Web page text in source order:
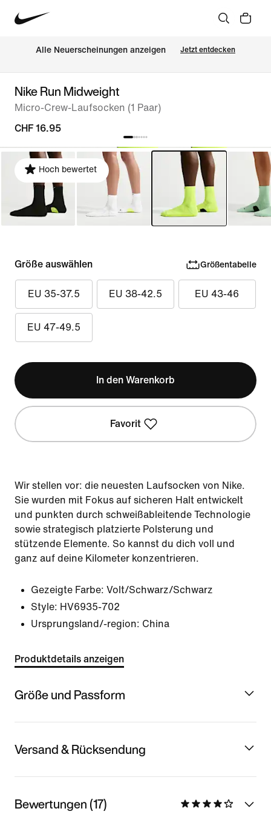
Alle Neuerscheinungen anzeigen Jetzt entdecken
Nike Run Midweight
Micro-Crew-Laufsocken (1 Paar)
CHF 16.95
Hoch bewertet
Größe auswählen Größentabelle
EU 35-37.5 EU 38-42.5 EU 43-46
EU 47-49.5
In den Warenkorb
Favorit
Wir stellen vor: die neuesten Laufsocken von Nike.
Sie wurden mit Fokus auf sicheren Halt entwickelt
und punkten durch schweißableitende Technologie
sowie strategisch platzierte Polsterung und
stützende Elemente. So kannst du dich voll und
ganz auf deine Kilometer konzentrieren.
Gezeigte Farbe: Volt/Schwarz/Schwarz
Style: HV6935-702
Ursprungsland/-region: China
Produktdetails anzeigen
Größe und Passform
Versand & Rücksendung
Bewertungen (17)